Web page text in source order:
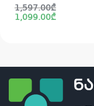
1,597.00₾
Original
price
was:
1,099.00₾
Current
price
is: